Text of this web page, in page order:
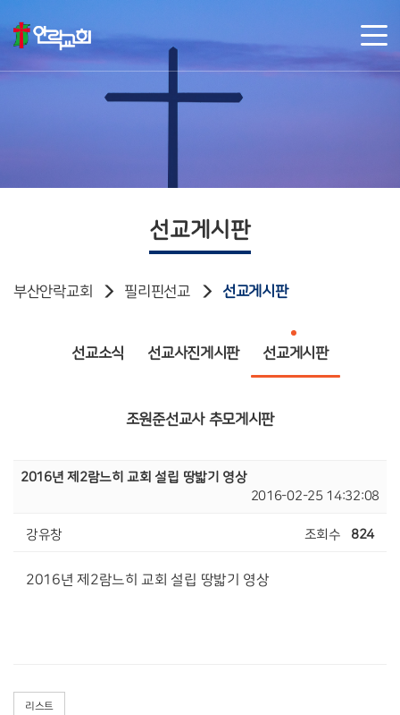
선교게시판
부산안락교회 필리핀선교 선교게시판
선교소식 선교사진게시판 선교게시판
조원준선교사 추모게시판
2016년 제2람느히 교회 설립 땅밟기 영상
2016-02-25 14:32:08
강유창 조회수 824
2016년 제2람느히 교회 설립 땅밟기 영상
리스트